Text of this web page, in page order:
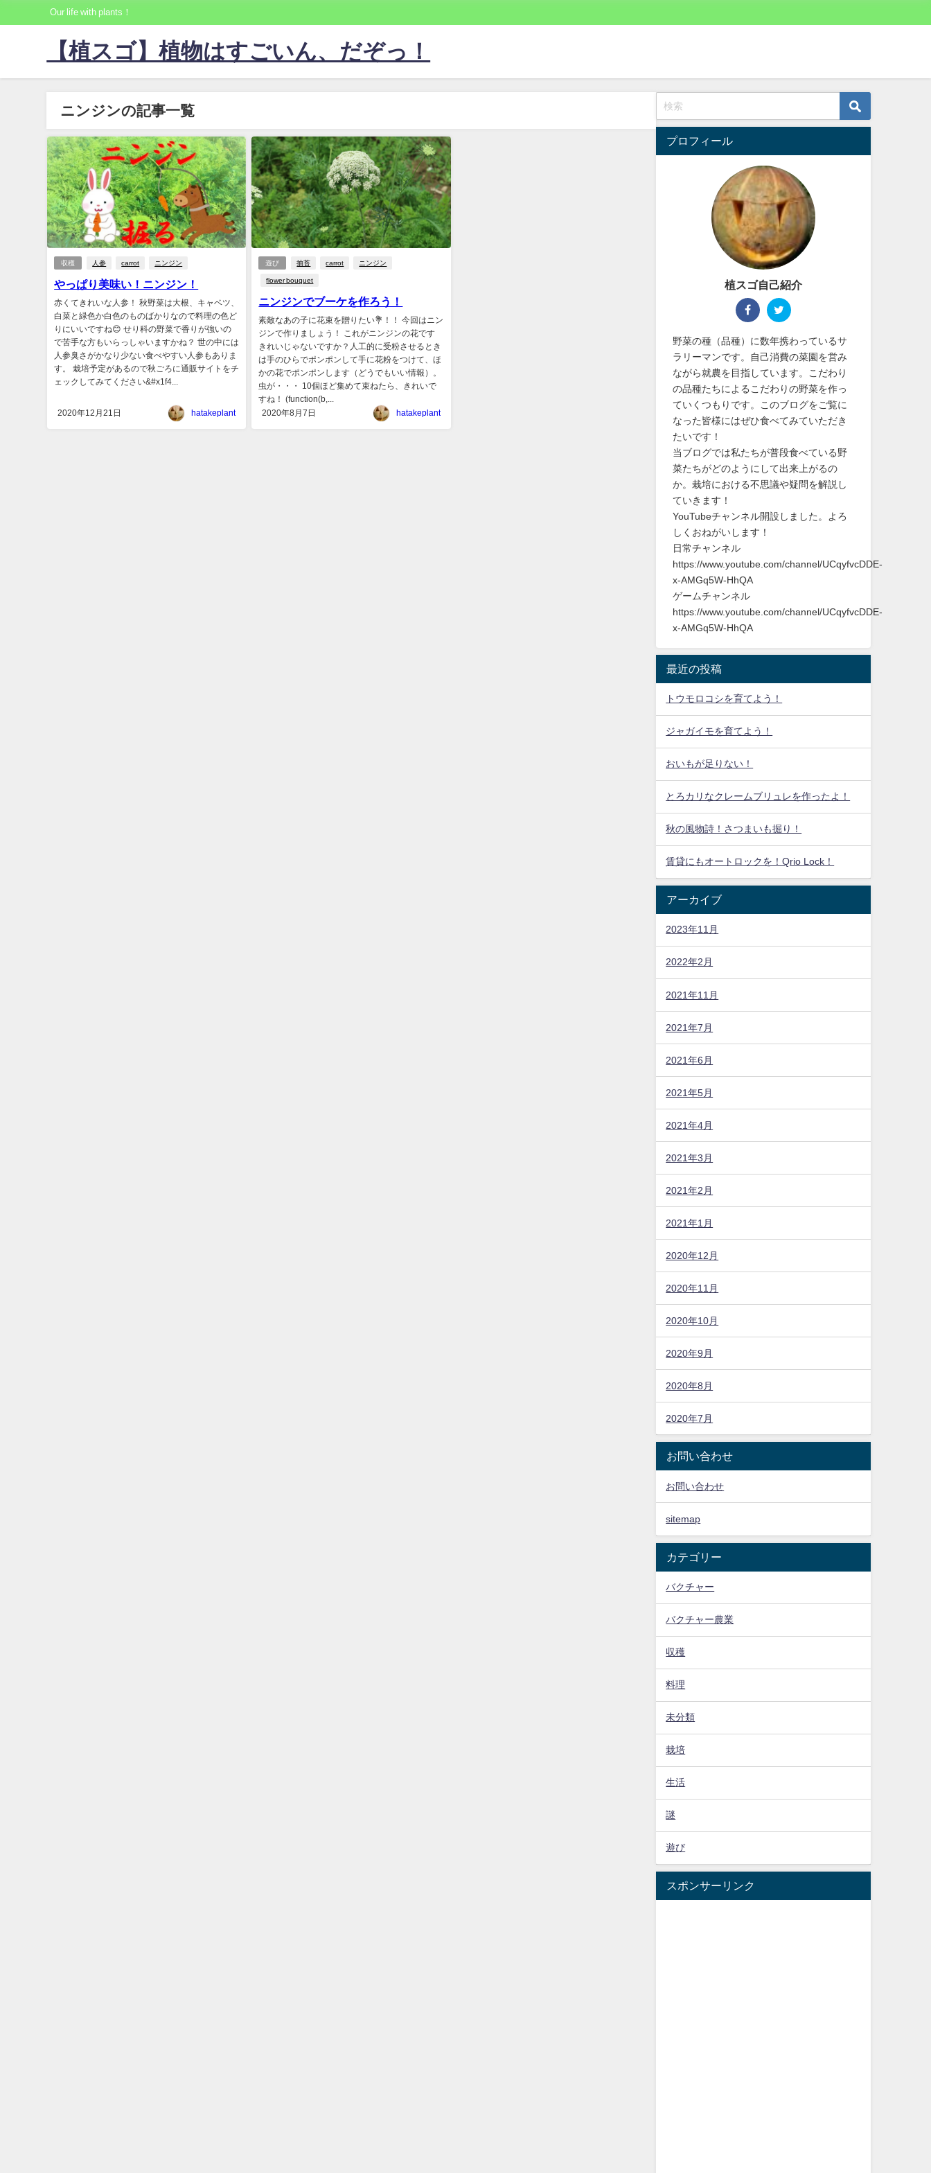
Our life with plants！
【植スゴ】植物はすごいん、だぞっ！
ニンジンの記事一覧
収穫 人参 carrot ニンジン
やっぱり美味い！ニンジン！
赤くてきれいな人参！ 秋野菜は大根、キャベツ、
白菜と緑色か白色のものばかりなので料理の色ど
りにいいですね😊 せり科の野菜で香りが強いの
で苦手な方もいらっしゃいますかね？ 世の中には
人参臭さがかなり少ない食べやすい人参もありま
す。 栽培予定があるので秋ごろに通販サイトをチ
ェックしてみてください&#x1f4...
2020年12月21日 hatakeplant
遊び 抽苔 carrot ニンジン
flower bouquet
ニンジンでブーケを作ろう！
素敵なあの子に花束を贈りたい💐！！ 今回はニン
ジンで作りましょう！ これがニンジンの花です
きれいじゃないですか？人工的に受粉させるとき
は手のひらでポンポンして手に花粉をつけて、ほ
かの花でポンポンします（どうでもいい情報）。
虫が・・・ 10個ほど集めて束ねたら、きれいで
すね！ (function(b,...
2020年8月7日
hatakeplant
プロフィール
植スゴ自己紹介
野菜の種（品種）に数年携わっているサ
ラリーマンです。自己消費の菜園を営み
ながら就農を目指しています。こだわり
の品種たちによるこだわりの野菜を作っ
ていくつもりです。このブログをご覧に
なった皆様にはぜひ食べてみていただき
たいです！
当ブログでは私たちが普段食べている野
菜たちがどのようにして出来上がるの
か。栽培における不思議や疑問を解説し
ていきます！
YouTubeチャンネル開設しました。よろ
しくおねがいします！
日常チャンネル
https://www.youtube.com/channel/UCqyfvcDDE-
x-AMGq5W-HhQA
ゲームチャンネル
https://www.youtube.com/channel/UCqyfvcDDE-
x-AMGq5W-HhQA
最近の投稿
トウモロコシを育てよう！
ジャガイモを育てよう！
おいもが足りない！
とろカリなクレームブリュレを作ったよ！
秋の風物詩！さつまいも掘り！
賃貸にもオートロックを！Qrio Lock！
アーカイブ
2023年11月
2022年2月
2021年11月
2021年7月
2021年6月
2021年5月
2021年4月
2021年3月
2021年2月
2021年1月
2020年12月
2020年11月
2020年10月
2020年9月
2020年8月
2020年7月
お問い合わせ
お問い合わせ
sitemap
カテゴリー
バクチャー
バクチャー農業
収穫
料理
未分類
栽培
生活
謎
遊び
スポンサーリンク